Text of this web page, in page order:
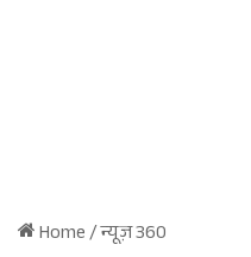
Home/न्यूज़ 360